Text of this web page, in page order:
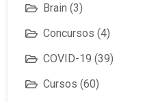
Brain (3)
Concursos (4)
COVID-19 (39)
Cursos (60)